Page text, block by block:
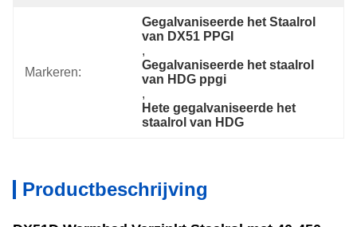
Markeren:
Gegalvaniseerde het Staalrol
van DX51 PPGI
,
Gegalvaniseerde het staalrol
van HDG ppgi
,
Hete gegalvaniseerde het
staalrol van HDG
Productbeschrijving